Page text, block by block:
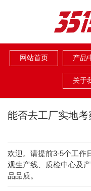
网站首页 产品
关于
能否去工厂实地考
欢迎。请提前3-5个工作
观生产线、质检中心及
品品质。